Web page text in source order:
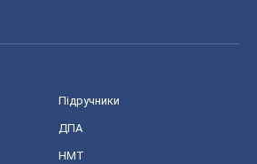
Підручники
ДПА
НМТ